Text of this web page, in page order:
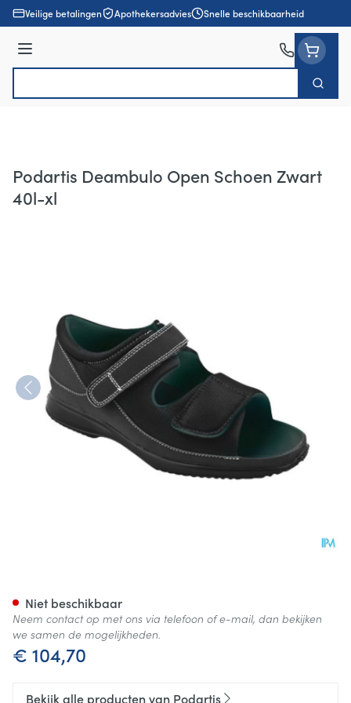
Ga naar de inhoud
Veilige betalingen Apothekersadvies Snelle beschikbaarheid
Menu
Zoek
Podartis Deambulo Open Schoen Zwart
40l-xl
€ 104,70
Niet beschikbaar
Neem contact op met ons via telefoon of e-mail, dan bekijken
we samen de mogelijkheden.
Bekijk alle producten van Podartis